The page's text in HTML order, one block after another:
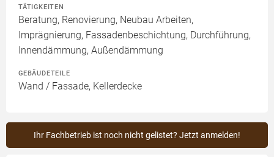
TÄTIGKEITEN
Beratung, Renovierung, Neubau Arbeiten,
Imprägnierung, Fassadenbeschichtung, Durchführung,
Innendämmung, Außendämmung
GEBÄUDETEILE
Wand / Fassade, Kellerdecke
Ihr Fachbetrieb ist noch nicht gelistet? Jetzt anmelden!